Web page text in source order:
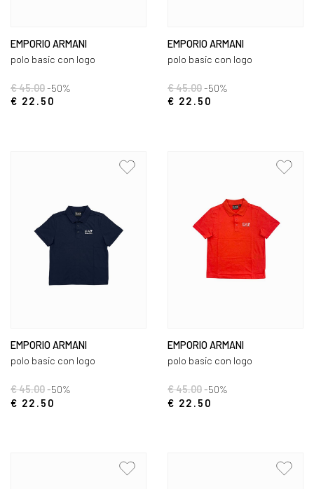
EMPORIO ARMANI
polo basic con logo
€ 45.00-50%
€ 22.50
EMPORIO ARMANI
polo basic con logo
€ 45.00-50%
€ 22.50
EMPORIO ARMANI
polo basic con logo
€ 45.00-50%
€ 22.50
EMPORIO ARMANI
polo basic con logo
€ 45.00-50%
€ 22.50